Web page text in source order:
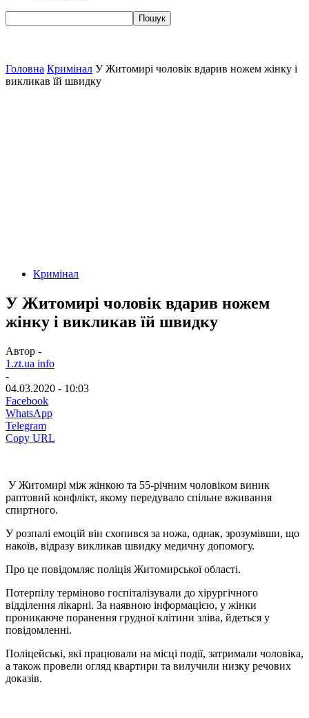
Головна Кримінал У Житомирі чоловік вдарив ножем жінку і
викликав їй швидку
Кримінал
У Житомирі чоловік вдарив ножем
жінку і викликав їй швидку
Автор -
1.zt.ua info
-
04.03.2020 - 10:03
Facebook
WhatsApp
Telegram
Copy URL
У Житомирі між жінкою та 55-річним чоловіком виник
раптовий конфлікт, якому передувало спільне вживання
спиртного.
У розпалі емоцій він схопився за ножа, однак, зрозумівши, що
накоїв, відразу викликав швидку медичну допомогу.
Про це повідомляє поліція Житомирської області.
Потерпілу терміново госпіталізували до хірургічного
відділення лікарні. За наявною інформацією, у жінки
проникаюче поранення грудної клітини зліва, йдеться у
повідомленні.
Поліцейські, які працювали на місці події, затримали чоловіка,
а також провели огляд квартири та вилучили низку речових
доказів.